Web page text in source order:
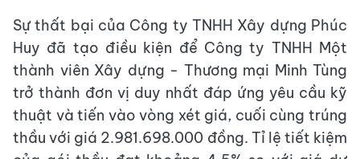
Sự thất bại của Công ty TNHH Xây dựng Phúc
Huy đã tạo điều kiện để Công ty TNHH Một
thành viên Xây dựng - Thương mại Minh Tùng
trở thành đơn vị duy nhất đáp ứng yêu cầu kỹ
thuật và tiến vào vòng xét giá, cuối cùng trúng
thầu với giá 2.981.698.000 đồng. Tỉ lệ tiết kiệm